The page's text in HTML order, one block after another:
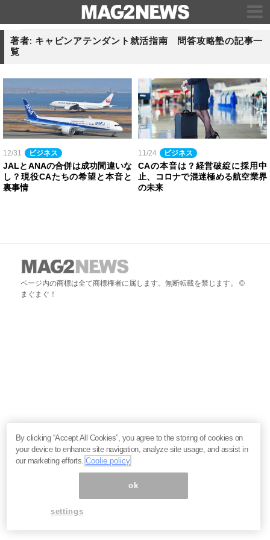
著者: キャビンアテンダント就活指南 問答攻略塾の記事一
覧
12/31 ビジネス
JALとANAの合併は成功間違いな
し？現役CAたちの希望と本音と
裏事情
11/24 ビジネス
CAの本音は？経営破綻に採用中
止、コロナで混迷極める航空業界
の未来
ページ内の商標は全て商標権者に属します。無断転載を禁じます。 ©
まぐまぐ！
By clicking “Accept All Cookies”, you agree to the storing of cookies on
your device to enhance site navigation, analyze site usage, and assist in
our marketing efforts.Coolie policy
ok
settings